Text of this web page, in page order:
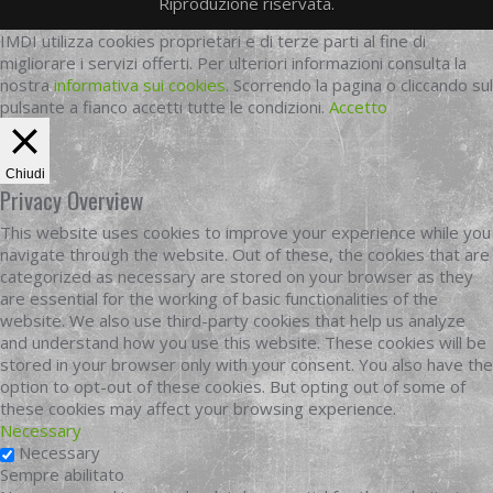
IMDI utilizza cookies proprietari e di terze parti al fine di
migliorare i servizi offerti. Per ulteriori informazioni consulta la
nostrainformativa sui cookies. Scorrendo la pagina o cliccando sul
pulsante a fianco accetti tutte le condizioni. Accetto
Chiudi
Privacy Overview
This website uses cookies to improve your experience while you
navigate through the website. Out of these, the cookies that are
categorized as necessary are stored on your browser as they
are essential for the working of basic functionalities of the
website. We also use third-party cookies that help us analyze
and understand how you use this website. These cookies will be
stored in your browser only with your consent. You also have the
option to opt-out of these cookies. But opting out of some of
these cookies may affect your browsing experience.
Necessary
Necessary
Sempre abilitato